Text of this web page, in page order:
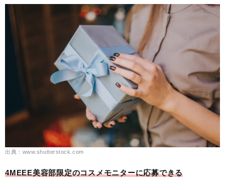
出典：www.shutterstock.com
4MEEE美容部限定のコスメモニターに応募できる